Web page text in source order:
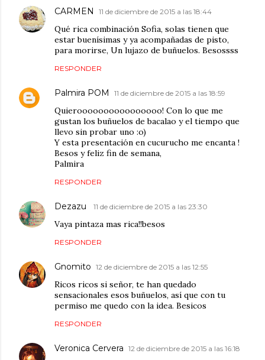
CARMEN 11 de diciembre de 2015 a las 18:44
Qué rica combinación Sofia, solas tienen que
estar buenísimas y ya acompañadas de pisto,
para morirse, Un lujazo de buñuelos. Besossss
RESPONDER
Palmira POM 11 de diciembre de 2015 a las 18:59
Quieroooooooooooooooo! Con lo que me
gustan los buñuelos de bacalao y el tiempo que
llevo sin probar uno :o)
Y esta presentación en cucurucho me encanta !
Besos y feliz fin de semana,
Palmira
RESPONDER
Dezazu 11 de diciembre de 2015 a las 23:30
Vaya pintaza mas rica!!besos
RESPONDER
Gnomito 12 de diciembre de 2015 a las 12:55
Ricos ricos si señor, te han quedado
sensacionales esos buñuelos, así que con tu
permiso me quedo con la idea. Besicos
RESPONDER
Veronica Cervera 12 de diciembre de 2015 a las 16:18